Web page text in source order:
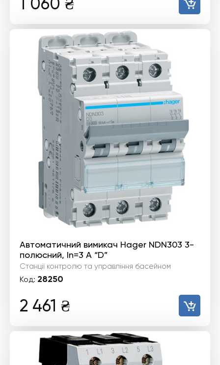
Автоматичний вимикач Hager NDN303 3-
полюсний, In=3 А “D”
Станції контролю та управління басейном
Код: 28250
2 461 ₴